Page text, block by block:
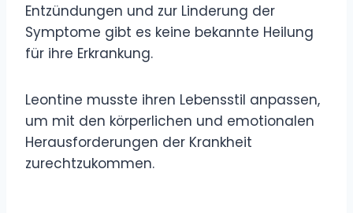
Entzündungen und zur Linderung der
Symptome gibt es keine bekannte Heilung
für ihre Erkrankung.
Leontine musste ihren Lebensstil anpassen,
um mit den körperlichen und emotionalen
Herausforderungen der Krankheit
zurechtzukommen.